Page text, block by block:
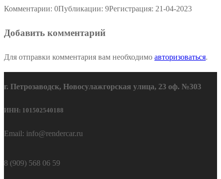
Комментарии: 0Публикации: 9Регистрация: 21-04-2023
Добавить комментарий
Для отправки комментария вам необходимо авторизоваться.
г. Петрозаводск, Новосулажгорская улица, 23 оф. №303
ИНН: 101502540188
Email: info@rendercar.ru
8 (909) 568 06 59